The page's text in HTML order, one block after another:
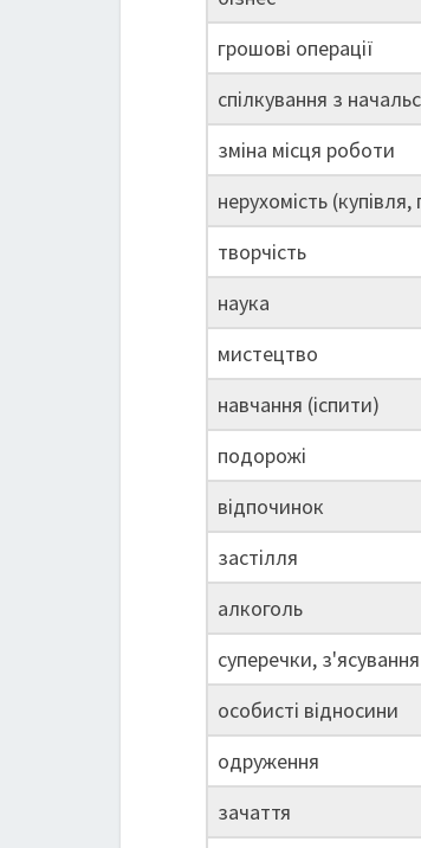
грошові операції
спілкування з
зміна місця роботи
нерухомість
творчість
наука
мистецтво
навчання (іспити)
подорожі
відпочинок
застілля
алкоголь
суперечки,
особисті відносини
одруження
зачаття